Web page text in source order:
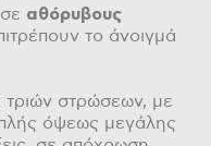
αθόρυβους
το άνοιγμά
στρώσεων, με
όψεως μεγάλης